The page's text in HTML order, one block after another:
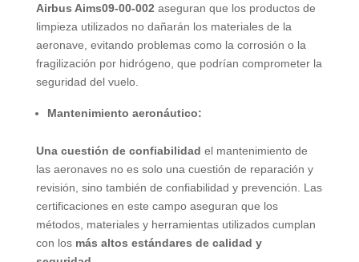
Airbus Aims09-00-002 aseguran que los productos de
limpieza utilizados no dañarán los materiales de la
aeronave, evitando problemas como la corrosión o la
fragilización por hidrógeno, que podrían comprometer la
seguridad del vuelo.
Mantenimiento aeronáutico:
Una cuestión de confiabilidad el mantenimiento de
las aeronaves no es solo una cuestión de reparación y
revisión, sino también de confiabilidad y prevención. Las
certificaciones en este campo aseguran que los
métodos, materiales y herramientas utilizados cumplan
con los más altos estándares de calidad y